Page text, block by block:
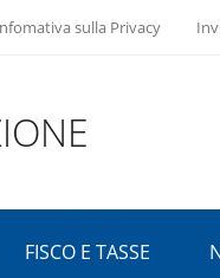
sulla Privacy
FISCO E TASSE